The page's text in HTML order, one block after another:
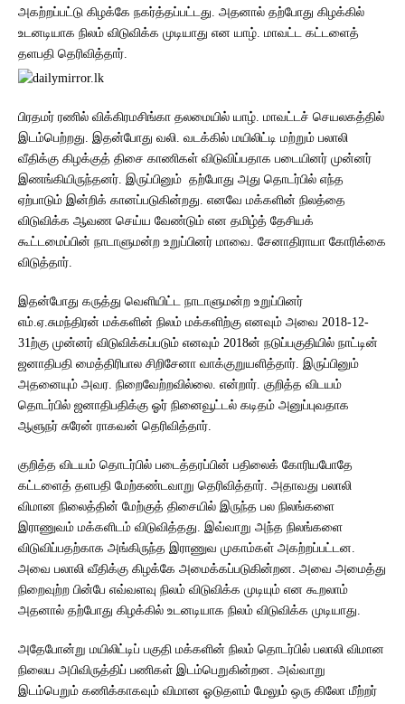
அகற்றப்பட்டு கிழக்கே நகர்த்தப்பட்டது. அதனால் தற்போது கிழக்கில்
உடனடியாக நிலம் விடுவிக்க முடியாது என யாழ். மாவட்ட கட்டளைத்
தளபதி தெரிவித்தார்.
பிரதமர் ரணில் விக்கிரமசிங்கா தலமையில் யாழ். மாவட்டச் செயலகத்தில்
இடம்பெற்றது. இதன்போது வலி. வடக்கில் மயிலிட்டி மற்றும் பலாலி
வீதிக்கு கிழக்குத் திசை காணிகள் விடுவிப்பதாக படையினர் முன்னர்
இணங்கியிருந்தனர். இருப்பினும் தற்போது அது தொடர்பில் எந்த
ஏற்பாடும் இன்றிக் கானப்படுகின்றது. எனவே மக்களின் நிலத்தை
விடுவிக்க ஆவண செய்ய வேண்டும் என தமிழ்த் தேசியக்
கூட்டமைப்பின் நாடாளுமன்ற உறுப்பினர் மாவை. சேனாதிராயா கோரிக்கை
விடுத்தார்.
இதன்போது கருத்து வெளியிட்ட நாடாளுமன்ற உறுப்பினர்
எம்.ஏ.சுமந்திரன் மக்களின் நிலம் மக்களிற்கு எனவும் அவை 2018-12-
31ற்கு முன்னர் விடுவிக்கப்படும் எனவும் 2018ன் நடுப்பகுதியில் நாட்டின்
ஜனாதிபதி மைத்திரிபால சிறிசேனா வாக்குறுயளித்தார். இருப்பினும்
அதனையும் அவர. நிறைவேற்றவில்லை. என்றார். குறித்த விடயம்
தொடர்பில் ஜனாதிபதிக்கு ஓர் நினைவூட்டல் கடிதம் அனுப்புவதாக
ஆளுநர் சுரேன் ராகவன் தெரிவித்தார்.
குறித்த விடயம் தொடர்பில் படைத்தரப்பின் பதிலைக் கோரியபோதே
கட்டளைத் தளபதி மேற்கண்டவாறு தெரிவித்தார். அதாவது பலாலி
விமான நிலைத்தின் மேற்குத் திசையில் இருந்த பல நிலங்களை
இராணுவம் மக்களிடம் விடுவித்தது. இவ்வாறு அந்த நிலங்களை
விடுவிப்பதற்காக அங்கிருந்த இராணுவ முகாம்கள் அகற்றப்பட்டன.
அவை பலாலி வீதிக்கு கிழக்கே அமைக்கப்படுகின்றன. அவை அமைத்து
நிறைவுற்ற பின்பே எவ்வளவு நிலம் விடுவிக்க முடியும் என கூறலாம்
அதனால் தற்போது கிழக்கில் உடனடியாக நிலம் விடுவிக்க முடியாது.
அதேபோன்று மயிலிட்டிப் பகுதி மக்களின் நிலம் தொடர்பில் பலாலி விமான
நிலைய அபிவிருத்திப் பணிகள் இடம்பெறுகின்றன. அவ்வாறு
இடம்பெறும் கணிக்காகவும் விமான ஓடுதளம் மேலும் ஒரு கிலோ மீற்றர்